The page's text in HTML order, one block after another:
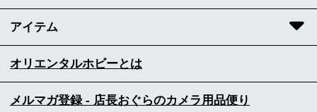
アイテム
オリエンタルホビーとは
メルマガ登録 - 店長おぐらのカメラ用品便り